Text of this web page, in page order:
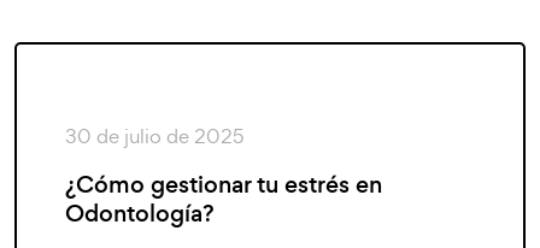
30 de julio de 2025
¿Cómo gestionar tu estrés en
Odontología?